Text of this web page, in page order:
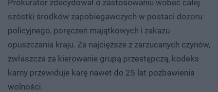
Prokurator zdecydował o zastosowaniu wobec całej
szóstki środków zapobiegawczych w postaci dozoru
policyjnego, poręczeń majątkowych i zakazu
opuszczania kraju. Za najcięższe z zarzucanych czynów,
zwłaszcza za kierowanie grupą przestępczą, kodeks
karny przewiduje karę nawet do 25 lat pozbawienia
wolności.